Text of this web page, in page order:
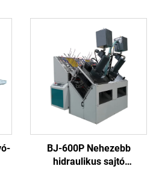
BJ-600P Nehezebb
hidraulikus sajtó